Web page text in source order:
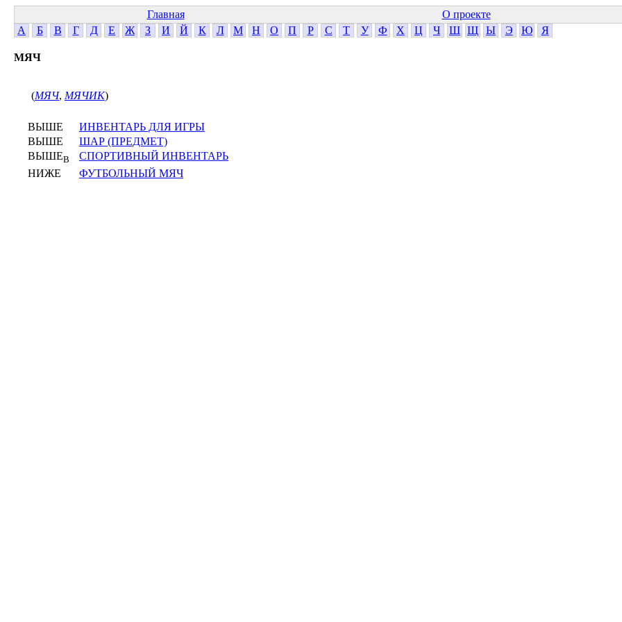
Главная О проекте
А
Б В Г Д Е Ж З И Й К Л М Н О П Р С Т У Ф Х Ц Ч Ш Щ Ы Э Ю Я
МЯЧ
(МЯЧ, МЯЧИК)
ВЫШЕ
ИНВЕНТАРЬ ДЛЯ ИГРЫ
ВЫШЕ
ШАР (ПРЕДМЕТ)
ВЫШЕВ
СПОРТИВНЫЙ ИНВЕНТАРЬ
НИЖЕ
ФУТБОЛЬНЫЙ МЯЧ